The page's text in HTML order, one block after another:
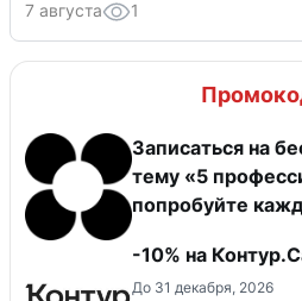
7 августа 1
Записаться на
тему «5
попробуйте
-10% на
До 31 декабря, 2026